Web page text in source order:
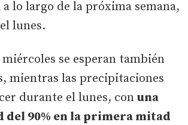
lo largo de la próxima semana,
lunes.
se esperan también
mientras las precipitaciones
durante el lunes, con una
90% en la primera mitad